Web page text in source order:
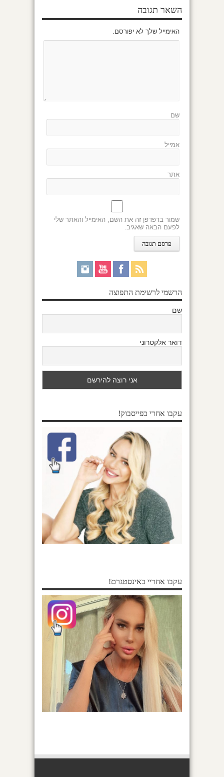
השאר תגובה
האימייל שלך לא יפורסם.
שם
אמייל
אתר
שמור בדפדפן זה את השם, האימייל והאתר שלי
לפעם הבאה שאגיב.
הרשמי לרשימת התפוצה
שם
דואר אלקטרוני
עקבו אחרי בפייסבוק!
עקבו אחריי באינסטגרם!